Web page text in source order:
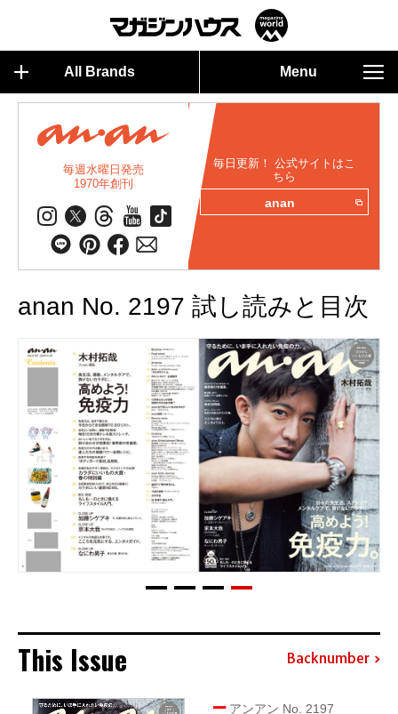
All Brands Menu
毎週水曜日発売
1970年創刊
毎日更新！ 公式サイトはこ
ちら
anan
anan No. 2197 試し読みと目次
This Issue Backnumber
アンアン No. 2197